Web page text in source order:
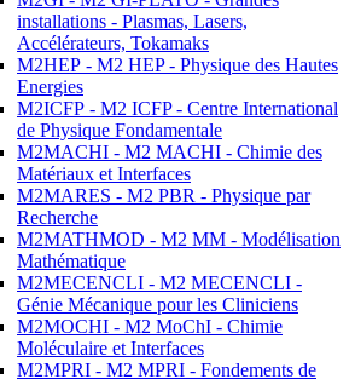
installations - Plasmas, Lasers,
Accélérateurs, Tokamaks
M2HEP - M2 HEP - Physique des Hautes
Energies
M2ICFP - M2 ICFP - Centre International
de Physique Fondamentale
M2MACHI - M2 MACHI - Chimie des
Matériaux et Interfaces
M2MARES - M2 PBR - Physique par
Recherche
M2MATHMOD - M2 MM - Modélisation
Mathématique
M2MECENCLI - M2 MECENCLI -
Génie Mécanique pour les Cliniciens
M2MOCHI - M2 MoChI - Chimie
Moléculaire et Interfaces
M2MPRI - M2 MPRI - Fondements de